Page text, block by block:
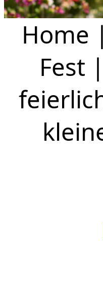
Home |
Fest |